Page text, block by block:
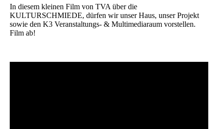
In diesem kleinen Film von TVA über die
KULTURSCHMIEDE, dürfen wir unser Haus, unser Projekt
sowie den K3 Veranstaltungs- & Multimediaraum vorstellen.
Film ab!